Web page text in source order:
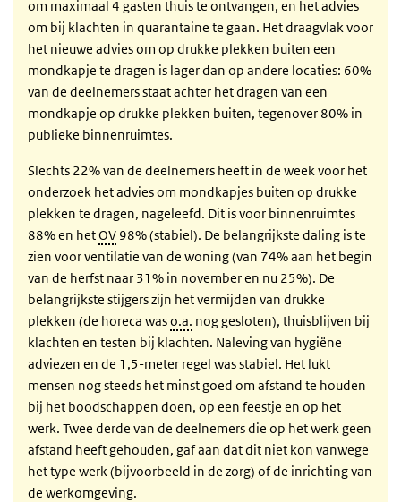
om maximaal 4 gasten thuis te ontvangen, en het advies
om bij klachten in quarantaine te gaan. Het draagvlak voor
het nieuwe advies om op drukke plekken buiten een
mondkapje te dragen is lager dan op andere locaties: 60%
van de deelnemers staat achter het dragen van een
mondkapje op drukke plekken buiten, tegenover 80% in
publieke binnenruimtes.
Slechts 22% van de deelnemers heeft in de week voor het
onderzoek het advies om mondkapjes buiten op drukke
plekken te dragen, nageleefd. Dit is voor binnenruimtes
88% en hetOV 98% (stabiel). De belangrijkste daling is te
zien voor ventilatie van de woning (van 74% aan het begin
van de herfst naar 31% in november en nu 25%). De
belangrijkste stijgers zijn het vermijden van drukke
plekken (de horeca waso.a. nog gesloten), thuisblijven bij
klachten en testen bij klachten. Naleving van hygiëne
adviezen en de 1,5-meter regel was stabiel. Het lukt
mensen nog steeds het minst goed om afstand te houden
bij het boodschappen doen, op een feestje en op het
werk. Twee derde van de deelnemers die op het werk geen
afstand heeft gehouden, gaf aan dat dit niet kon vanwege
het type werk (bijvoorbeeld in de zorg) of de inrichting van
de werkomgeving.